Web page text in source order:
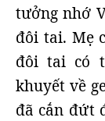
tưởng nhớ
đôi tai. Mẹ
đôi tai có
khuyết về
đã cắn đứt